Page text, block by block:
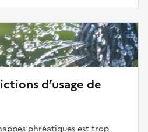
d’usage de
phréatiques est trop